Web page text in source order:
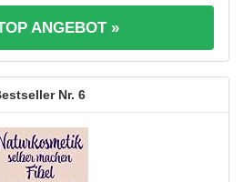
ANGEBOT »
6